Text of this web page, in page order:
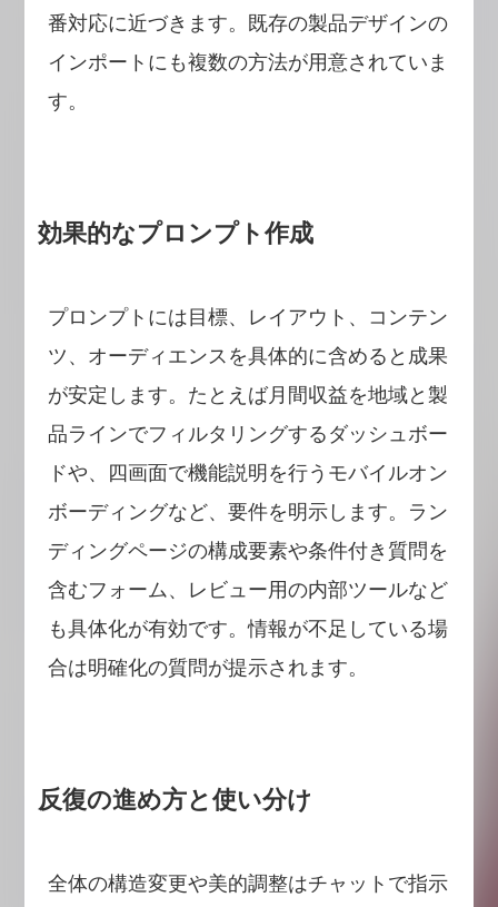
番対応に近づきます。既存の製品デザインの
インポートにも複数の方法が用意されていま
す。
効果的なプロンプト作成
プロンプトには目標、レイアウト、コンテン
ツ、オーディエンスを具体的に含めると成果
が安定します。たとえば月間収益を地域と製
品ラインでフィルタリングするダッシュボー
ドや、四画面で機能説明を行うモバイルオン
ボーディングなど、要件を明示します。ラン
ディングページの構成要素や条件付き質問を
含むフォーム、レビュー用の内部ツールなど
も具体化が有効です。情報が不足している場
合は明確化の質問が提示されます。
反復の進め方と使い分け
全体の構造変更や美的調整はチャットで指示